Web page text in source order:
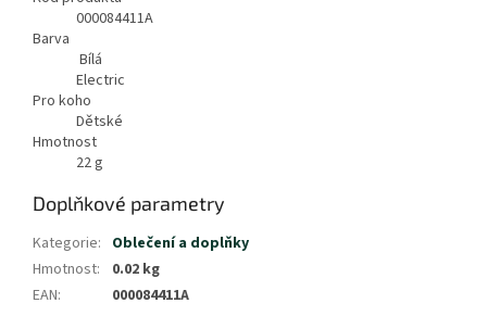
000084411A
Barva
Bílá
Electric
Pro koho
Dětské
Hmotnost
22g
Doplňkové parametry
Kategorie: Oblečení a doplňky
Hmotnost:
0.02 kg
EAN: 000084411A